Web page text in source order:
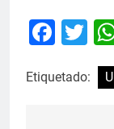
Etiquetado: